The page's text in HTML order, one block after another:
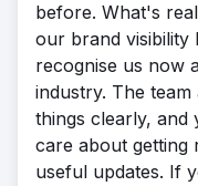
before. What's
our brand visibility
recognise us now
industry. The
things clearly, and
care about getting
useful updates. If